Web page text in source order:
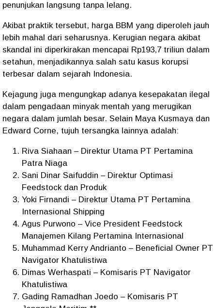
penunjukan langsung tanpa lelang.
Akibat praktik tersebut, harga BBM yang diperoleh jauh
lebih mahal dari seharusnya. Kerugian negara akibat
skandal ini diperkirakan mencapai Rp193,7 triliun dalam
setahun, menjadikannya salah satu kasus korupsi
terbesar dalam sejarah Indonesia.
Kejagung juga mengungkap adanya kesepakatan ilegal
dalam pengadaan minyak mentah yang merugikan
negara dalam jumlah besar. Selain Maya Kusmaya dan
Edward Corne, tujuh tersangka lainnya adalah:
Riva Siahaan – Direktur Utama PT Pertamina
Patra Niaga
Sani Dinar Saifuddin – Direktur Optimasi
Feedstock dan Produk
Yoki Firnandi – Direktur Utama PT Pertamina
Internasional Shipping
Agus Purwono – Vice President Feedstock
Manajemen Kilang Pertamina Internasional
Muhammad Kerry Andrianto – Beneficial Owner PT
Navigator Khatulistiwa
Dimas Werhaspati – Komisaris PT Navigator
Khatulistiwa
Gading Ramadhan Joedo – Komisaris PT